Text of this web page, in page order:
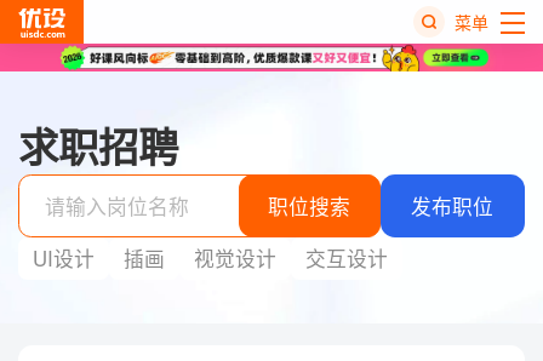
菜单
求职招聘
职位搜索
发布职位
UI设计
插画 视觉设计 交互设计